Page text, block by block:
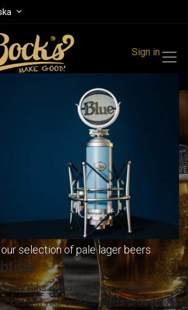
Sign in
Our Pale
selection of pale lager beers
describing your product or
your content needs to be useful